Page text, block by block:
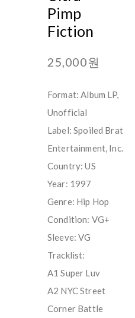
Pimp
Fiction
25,000원
Format: Album LP,
Unofficial
Label: Spoiled Brat
Entertainment, Inc.
Country: US
Year: 1997
Genre: Hip Hop
Condition: VG+
Sleeve: VG
Tracklist:
A1 Super Luv
A2 NYC Street
Corner Battle